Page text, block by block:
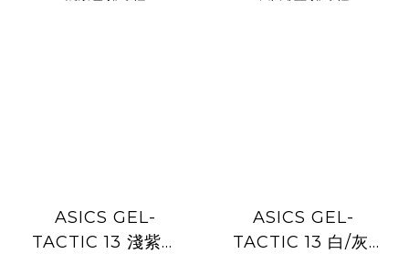
ASICS GEL-
TACTIC 13 淺紫色
ASICS GEL-
TACTIC 13 白/灰/